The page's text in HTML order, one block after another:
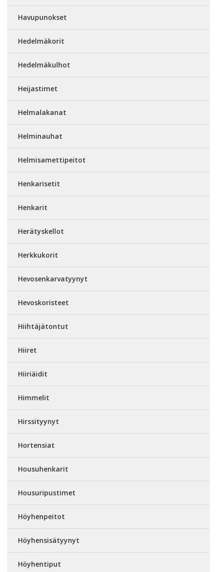
Havupunokset
Hedelmäkorit
Hedelmäkulhot
Heijastimet
Helmalakanat
Helminauhat
Helmisamettipeitot
Henkarisetit
Henkarit
Herätyskellot
Herkkukorit
Hevosenkarvatyynyt
Hevoskoristeet
Hiihtäjätontut
Hiiret
Hiiriäidit
Himmelit
Hirssityynyt
Hortensiat
Housuhenkarit
Housuripustimet
Höyhenpeitot
Höyhensisätyynyt
Höyhentiput